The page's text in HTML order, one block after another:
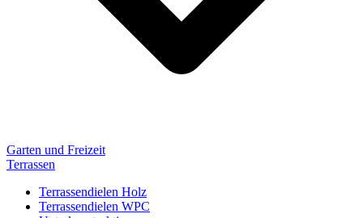
Garten und Freizeit
Terrassen
Terrassendielen Holz
Terrassendielen WPC